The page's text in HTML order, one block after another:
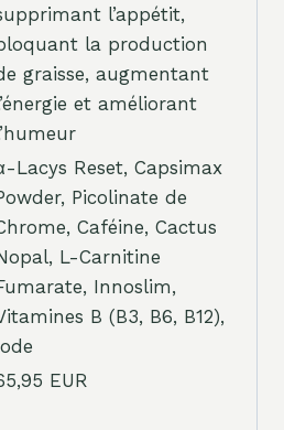
l’appétit,
la production
graisse, augmentant
et améliorant
Lacys Reset, Capsimax
Picolinate de
Caféine, Cactus
L-Carnitine
Innoslim,
B (B3, B6, B12),
EUR